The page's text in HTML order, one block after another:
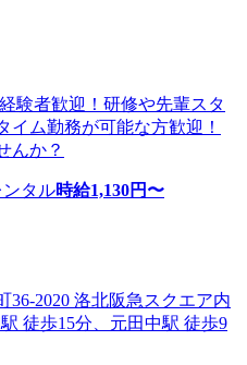
験者歓迎！研修や先輩スタ
イム勤務が可能な方歓迎！
んか？
タル時給1,130円〜
2020 洛北阪急スクエア内
徒歩15分、元田中駅 徒歩9